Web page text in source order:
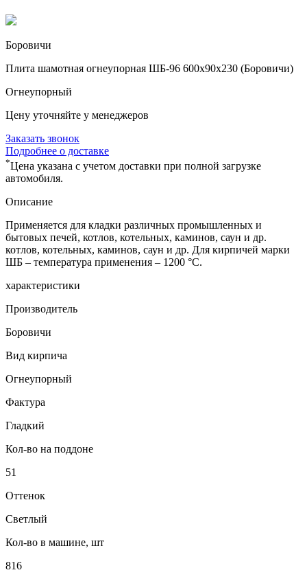
Боровичи
Плита шамотная огнеупорная ШБ-96 600х90х230 (Боровичи)
Огнеупорный
Цену уточняйте у менеджеров
Заказать звонок
Подробнее о доставке
*Цена указана с учетом доставки при полной загрузке
автомобиля.
Описание
Применяется для кладки различных промышленных и
бытовых печей, котлов, котельных, каминов, саун и др.
котлов, котельных, каминов, саун и др. Для кирпичей марки
ШБ – температура применения – 1200 °С.
характеристики
Производитель
Боровичи
Вид кирпича
Огнеупорный
Фактура
Гладкий
Кол-во на поддоне
51
Оттенок
Светлый
Кол-во в машине, шт
816